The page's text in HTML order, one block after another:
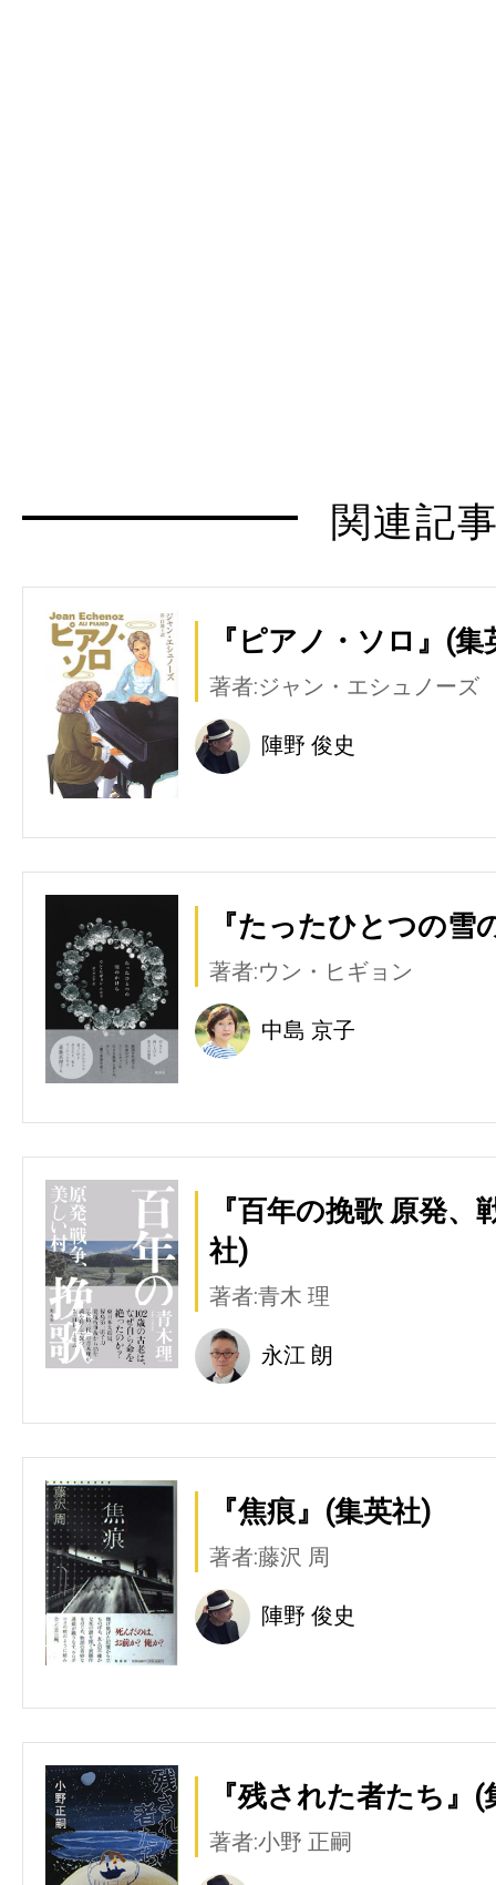
関連記
『ピアノ・ソロ』(集
著者:ジャン・エシュノーズ
陣野 俊史
『たったひとつの雪
著者:ウン・ヒギョン
中島 京子
『百年の挽歌 原発
社)
著者:青木 理
永江 朗
『焦痕』(集英社)
著者:藤沢 周
陣野 俊史
『残された者たち』(
著者:小野 正嗣